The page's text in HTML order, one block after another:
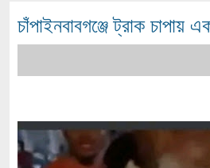
চাঁপাইনবাবগঞ্জে ট্রাক চাপায়